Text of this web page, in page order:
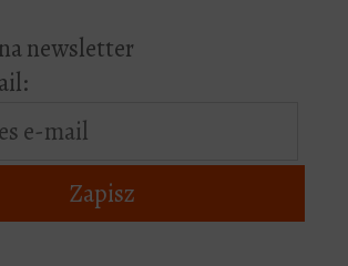
newsletter